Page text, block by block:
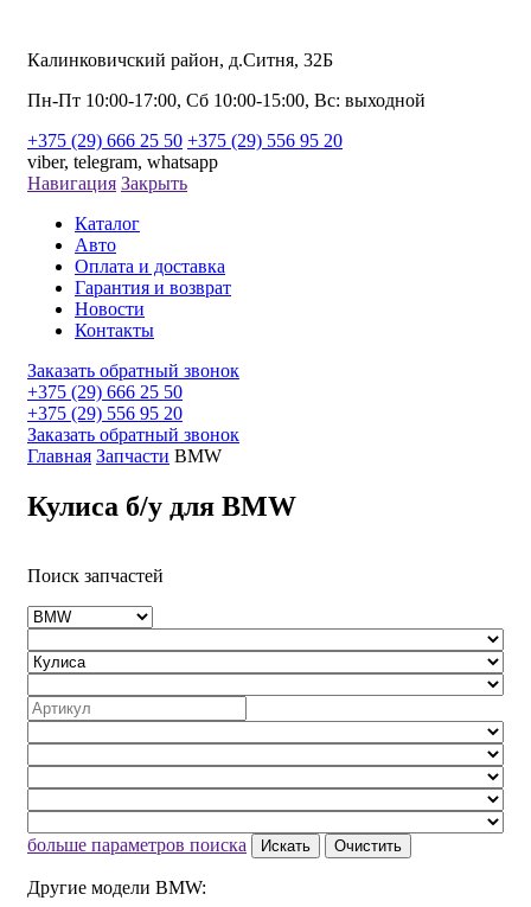
Калинковичский район, д.Ситня, 32Б
Пн-Пт 10:00-17:00, Сб 10:00-15:00, Вс: выходной
+375 (29) 666 25 50 +375 (29) 556 95 20
viber, telegram, whatsapp
Навигация Закрыть
Каталог
Авто
Оплата и доставка
Гарантия и возврат
Новости
Контакты
Заказать обратный звонок
+375 (29) 666 25 50
+375 (29) 556 95 20
Заказать обратный звонок
Главная Запчасти BMW
Кулиса б/у для BMW
Поиск запчастей
больше параметров поиска Искать Очистить
Другие модели BMW: